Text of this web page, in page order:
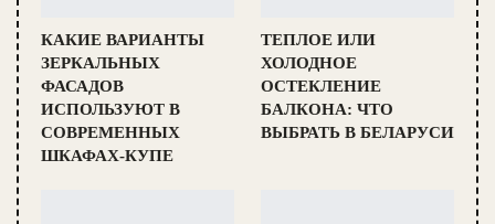
КАКИЕ ВАРИАНТЫ
ЗЕРКАЛЬНЫХ
ФАСАДОВ
ИСПОЛЬЗУЮТ В
СОВРЕМЕННЫХ
ШКАФАХ-КУПЕ
ТЕПЛОЕ ИЛИ
ХОЛОДНОЕ
ОСТЕКЛЕНИЕ
БАЛКОНА: ЧТО
ВЫБРАТЬ В БЕЛАРУСИ